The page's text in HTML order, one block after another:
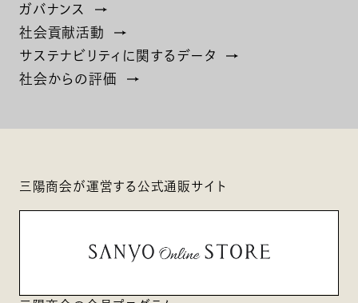
ガバナンス
社会貢献活動
サステナビリティに関するデータ
社会からの評価
三陽商会が運営する公式通販サイト